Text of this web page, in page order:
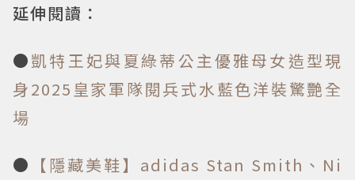
延伸閱讀：
●凱特王妃與夏綠蒂公主優雅母女造型現
身2025皇家軍隊閱兵式水藍色洋裝驚艷全
場
● 【隱藏美鞋】adidas Stan Smith、Ni